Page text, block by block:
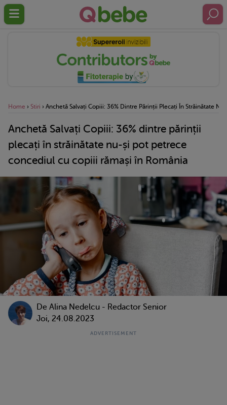
Home › Stiri › Anchetă Salvați Copiii: 36% Dintre Părinții Plecați În Străinătate
Anchetă Salvați Copiii: 36% dintre părinții
plecați în străinătate nu-și pot petrece
concediul cu copiii rămași în România
De Alina Nedelcu - Redactor Senior
Joi, 24.08.2023